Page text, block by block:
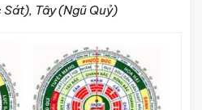
Tây (Ngũ Quỷ)